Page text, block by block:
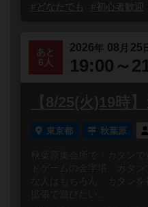
#どなたでも
#初心者歓迎
あと
6人
2026年 08 月 25
19:00～
【8/25(火)19時
東京都 秋葉原
秋葉原集会所で「カタン
ドゲームの金字塔、カタ
な人はもちろん、カタン